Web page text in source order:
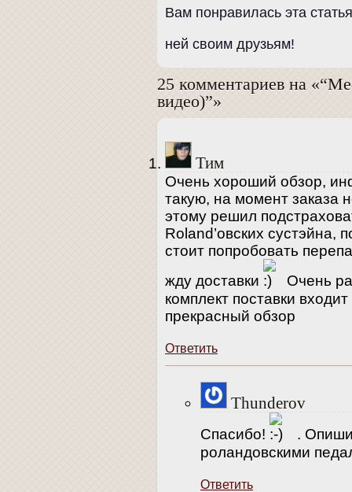
Вам понравилась эта
ней своим друзьям!
25 комментариев на
видео)”»
Тим
Очень хороший обзор,
такую, на момент заказа
этому решил
Roland’овских сустэйна,
стоит попробовать
жду доставки
Очень
комплект поставки
прекрасный обзор
Ответить
Thunderov
Спасибо!
.
роландовскими
Ответить